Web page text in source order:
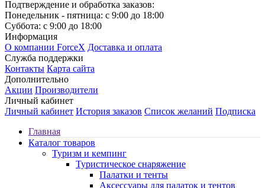
Подтверждение и обработка заказов:
Понедельник - пятница: с 9:00 до 18:00
Суббота: с 9:00 до 18:00
Информация
О компании ForceX Доставка и оплата
Служба поддержки
Контакты Карта сайта
Дополнительно
Акции Производители
Личный кабинет
Личный кабинет История заказов Список желаний Подписка
Главная
Каталог товаров
Туризм и кемпинг
Туристическое снаряжение
Палатки и тенты
Аксессуары для палаток и тентов